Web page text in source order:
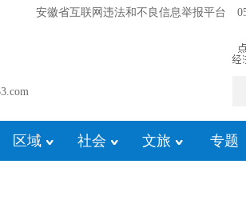
安徽省互联网违法和不良信息举报平台
区域 社会 文旅 专题